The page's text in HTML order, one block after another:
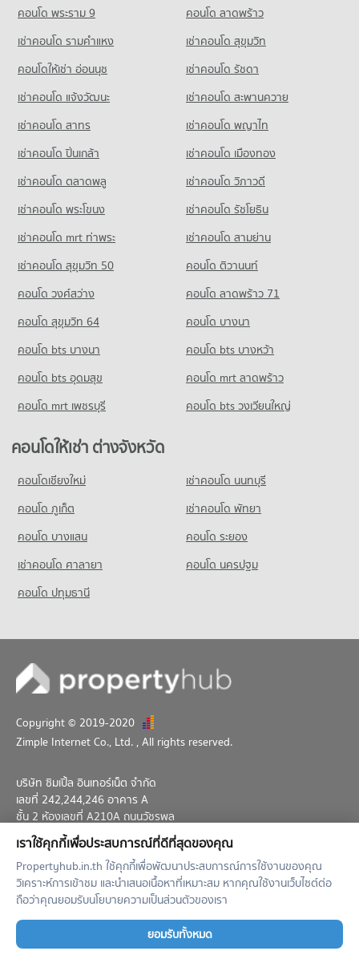
คอนโดให้เช่า อาร์ทอินพาราไดส์ พัทยา (พิพิธภัณฑ์ภาพจิตรกรรม 3
มีคอนโดให้เช่า 913 ประกาศ
ขายคอนโด อาร์ทอินพาราไดส์ พัทยา (พิพิธภัณฑ์ภาพจิตรกรรม 3
มีคอนโดขาย 2,116 ประกาศ
คอนโด ทิฟฟานี่โชว์ พัทยา
97 โครงการ
คอนโดให้เช่า ทิฟฟานี่โชว์ พัทยา
มีคอนโดให้เช่า 913 ประกาศ
ขายคอนโด ทิฟฟานี่โชว์ พัทยา
มีคอนโดขาย 2,154 ประกาศ
คอนโด พระราม 9
คอนโด ลาดพร้าว
เช่าคอนโด รามคําแหง
เช่าคอนโด สุขุมวิท
คอนโดให้เช่า อ่อนนุช
เช่าคอนโด รัชดา
เช่าคอนโด แจ้งวัฒนะ
เช่าคอนโด สะพานควาย
เช่าคอนโด สาทร
เช่าคอนโด พญาไท
เช่าคอนโด ปิ่นเกล้า
เช่าคอนโด เมืองทอง
เช่าคอนโด ตลาดพลู
เช่าคอนโด วิภาวดี
เช่าคอนโด พระโขนง
เช่าคอนโด รัชโยธิน
เช่าคอนโด mrt ท่าพระ
เช่าคอนโด สามย่าน
เช่าคอนโด สุขุมวิท 50
คอนโด ติวานนท์
คอนโด วงศ์สว่าง
คอนโด ลาดพร้าว 71
คอนโด สุขุมวิท 64
คอนโด บางนา
คอนโด bts บางนา
คอนโด bts บางหว้า
คอนโด bts อุดมสุข
คอนโด mrt ลาดพร้าว
คอนโด mrt เพชรบุรี
คอนโด bts วงเวียนใหญ่
คอนโดให้เช่า ต่างจังหวัด
คอนโดเชียงใหม่
เช่าคอนโด นนทบุรี
คอนโด ภูเก็ต
เช่าคอนโด พัทยา
คอนโด บางแสน
คอนโด ระยอง
เช่าคอนโด ศาลายา
คอนโด นครปฐม
คอนโด ปทุมธานี
Copyright © 2019-2020
Zimple Internet Co., Ltd. , All rights reserved.
บริษัท ซิมเปิ้ล อินเทอร์เน็ต จำกัด
เลขที่ 242,244,246 อาคาร A
ชั้น 2 ห้องเลขที่ A210A ถนนวัชรพล
แขวงท่าแร้ง เขตบางเขน กทม. 10230
02-026-3049
support@propertyhub.in.th
Term of Service
Privacy Policy Contact
Verified by
เราใช้คุกกี้เพื่อประสบการณ์ที่ดีที่สุดของคุณ
Propertyhub.in.th ใช้คุกกี้เพื่อพัฒนาประสบการณ์การใช้งานของคุณ
วิเคราะห์การเข้าชม และนำเสนอเนื้อหาที่เหมาะสม หากคุณใช้งานเว็บไซต์ต่อ
ถือว่าคุณยอมรับนโยบายความเป็นส่วนตัวของเรา
ยอมรับทั้งหมด